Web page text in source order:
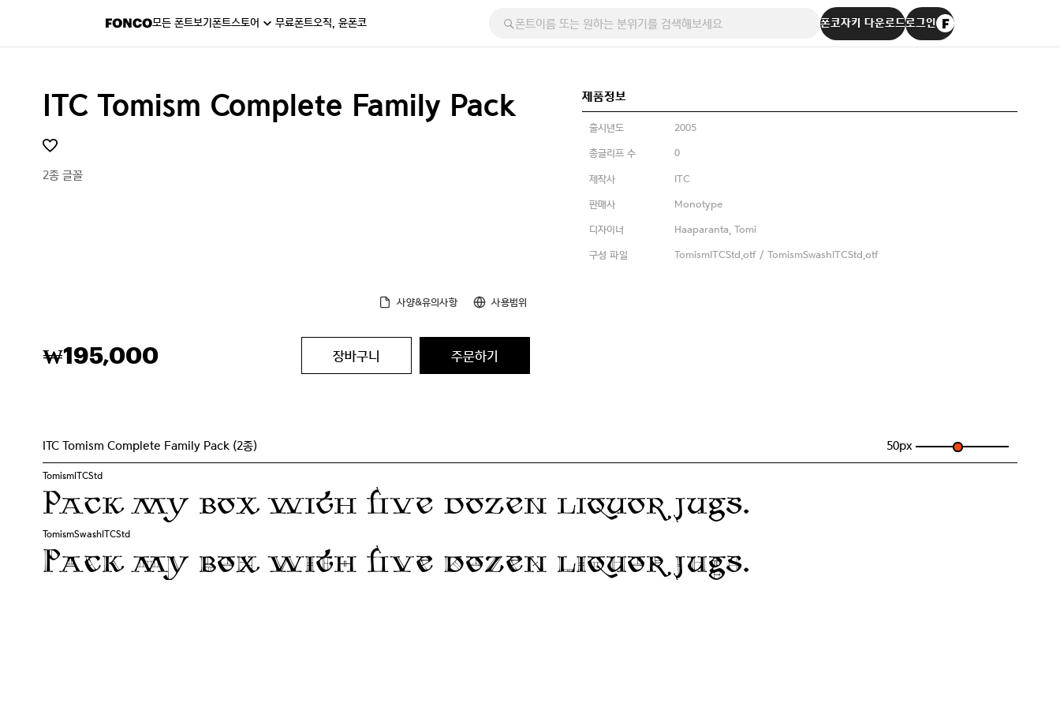
모든 폰트보기폰트스토어 무료폰트오직, 윤폰코 폰코자키 다운로드로그인
ITC Tomism Complete Family Pack
2종 글꼴
제품정보
출시년도 2005
총글리프 수 0
제작사 ITC
판매사 Monotype
디자이너 Haaparanta, Tomi
구성 파일 TomismITCStd.otf / TomismSwashITCStd.otf
사양&유의사항 사용범위
₩195,000 장바구니 주문하기
ITC Tomism Complete Family Pack (2종) 50px
TomismITCStd
Pack my box with five dozen liquor jugs.
TomismSwashITCStd
Pack my box with five dozen liquor jugs.